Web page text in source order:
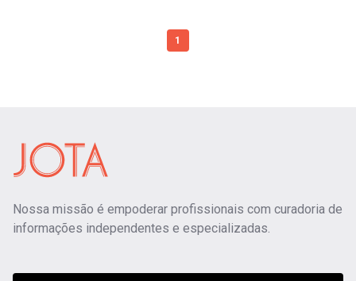
1
Nossa missão é empoderar profissionais com curadoria de
informações independentes e especializadas.